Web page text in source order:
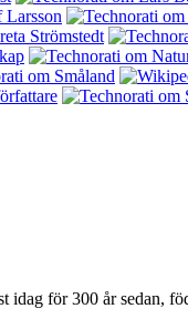
idag för 300 år sedan,